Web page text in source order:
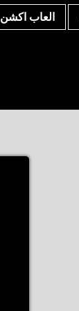
العاب اكشن